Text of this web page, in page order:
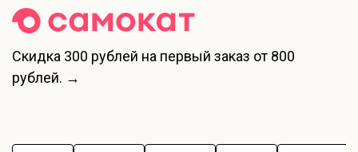
Скидка 300 рублей на первый заказ от 800
рублей. →